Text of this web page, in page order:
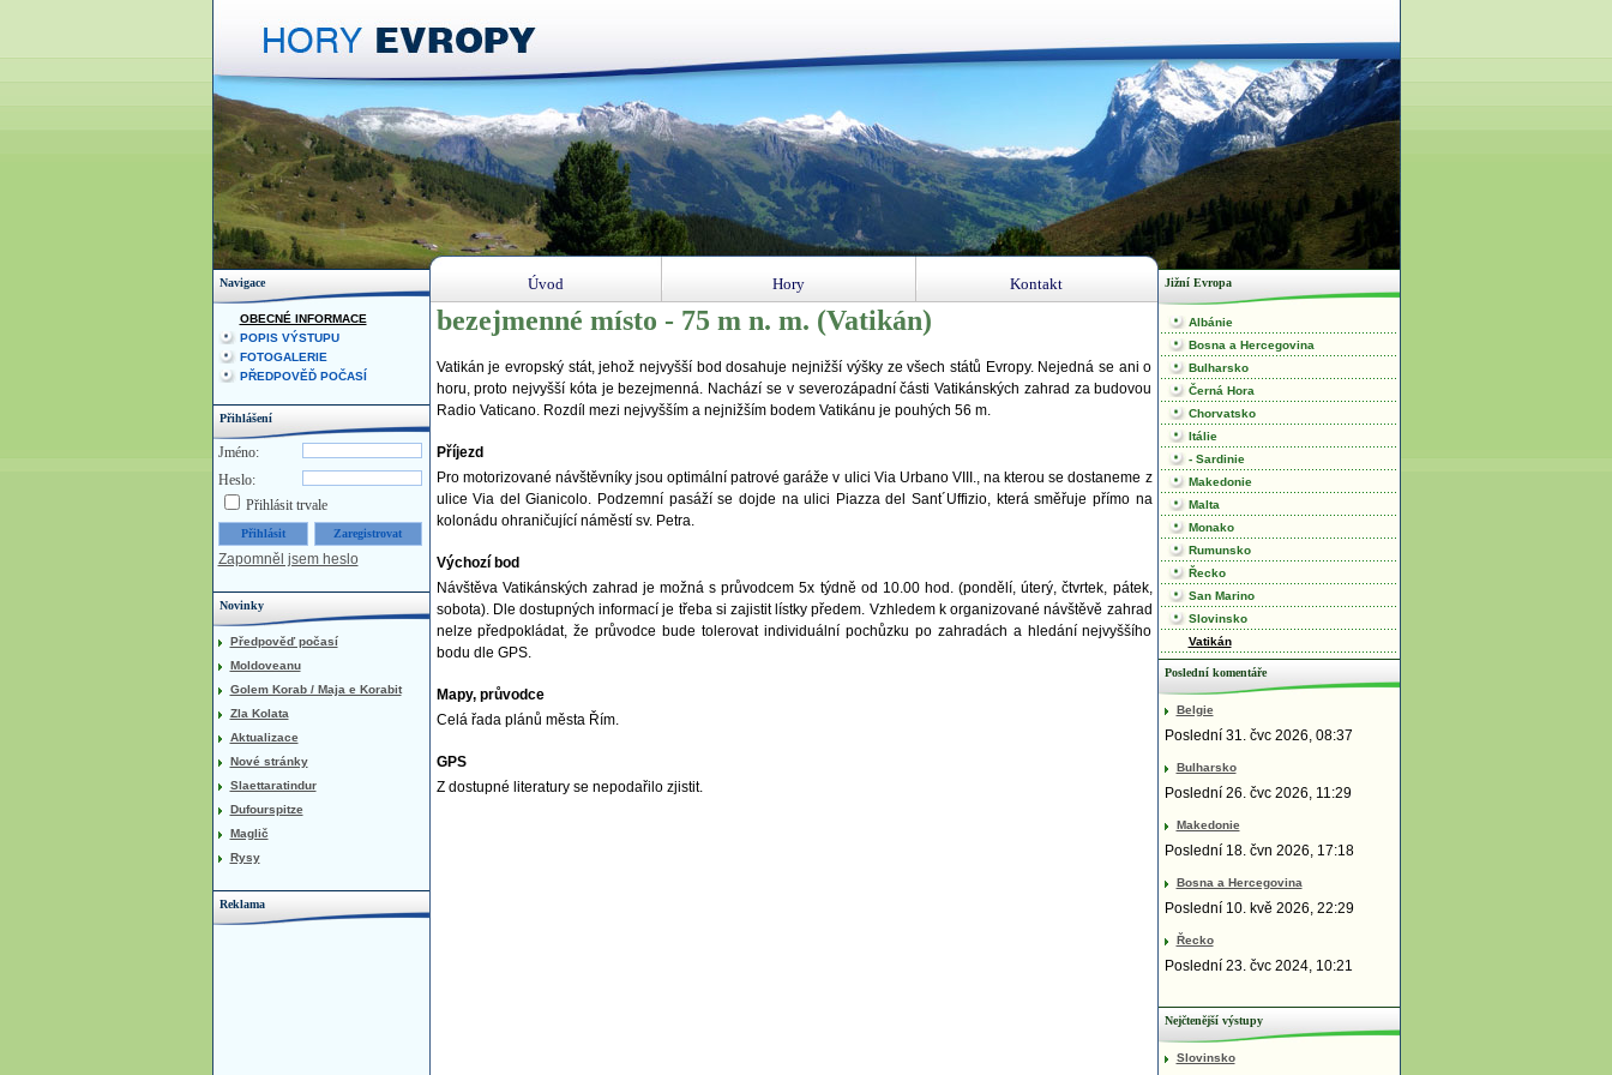
bezejmenné místo - 75 m n. m. (Vatikán)
Vatikán je evropský stát, jehož nejvyšší bod dosahuje nejnižší výšky ze všech států Evropy. Nejedná se ani o
horu, proto nejvyšší kóta je bezejmenná. Nachází se v severozápadní části Vatikánských zahrad za budovou
Radio Vaticano. Rozdíl mezi nejvyšším a nejnižším bodem Vatikánu je pouhých 56 m.
Příjezd
Pro motorizované návštěvníky jsou optimální patrové garáže v ulici Via Urbano VIII., na kterou se dostaneme z
ulice Via del Gianicolo. Podzemní pasáží se dojde na ulici Piazza del Sant´Uffizio, která směřuje přímo na
kolonádu ohraničující náměstí sv. Petra.
Výchozí bod
Návštěva Vatikánských zahrad je možná s průvodcem 5x týdně od 10.00 hod. (pondělí, úterý, čtvrtek, pátek,
sobota). Dle dostupných informací je třeba si zajistit lístky předem. Vzhledem k organizované návštěvě zahrad
nelze předpokládat, že průvodce bude tolerovat individuální pochůzku po zahradách a hledání nejvyššího
bodu dle GPS.
Mapy, průvodce
Celá řada plánů města Řím.
GPS
Z dostupné literatury se nepodařilo zjistit.
Navigace
OBECNÉ INFORMACE
POPIS VÝSTUPU
FOTOGALERIE
PŘEDPOVĚĎ POČASÍ
Přihlášení
Jméno:
Heslo:
Přihlásit trvale
Zapomněl jsem heslo
Novinky
Předpověď počasí
Moldoveanu
Golem Korab / Maja e Korabit
Zla Kolata
Aktualizace
Nové stránky
Slaettaratindur
Dufourspitze
Maglič
Rysy
Reklama
Jižní Evropa
Albánie
Bosna a Hercegovina
Bulharsko
Černá Hora
Chorvatsko
Itálie
- Sardinie
Makedonie
Malta
Monako
Rumunsko
Řecko
San Marino
Slovinsko
Vatikán
Poslední komentáře
Belgie
Poslední 31. čvc 2026, 08:37
Bulharsko
Poslední 26. čvc 2026, 11:29
Makedonie
Poslední 18. čvn 2026, 17:18
Bosna a Hercegovina
Poslední 10. kvě 2026, 22:29
Řecko
Poslední 23. čvc 2024, 10:21
Nejčtenější výstupy
Slovinsko
Úvod Hory Kontakt